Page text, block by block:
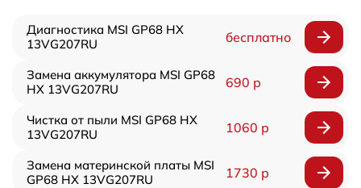
Диагностика MSI GP68 HX
13VG207RU
бесплатно
Замена аккумулятора MSI GP68
HX 13VG207RU
690 р
Чистка от пыли MSI GP68 HX
13VG207RU
1060 р
Замена материнской платы MSI
GP68 HX 13VG207RU
1730 р